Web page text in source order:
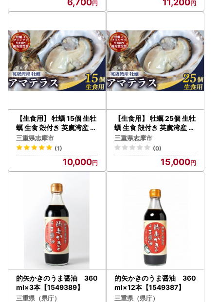
【生食用】 牡蠣 15個 生牡
蠣 生食 殻付き 英虞湾産 シ
ングルシードオイスター
「アマテラス」 牡蠣
三重県志摩市
(1)
10,000
【生食用】 牡蠣 25個 生牡
蠣 生食 殻付き 英虞湾産 シ
ングルシードオイスター
「アマテラス」 牡蠣
三重県志摩市
(0)
15,000
的矢かきのうま醤油 360
ml×3本【1549389】
三重県（県庁）
的矢かきのうま醤油 360
ml×12本【1549387】
三重県（県庁）